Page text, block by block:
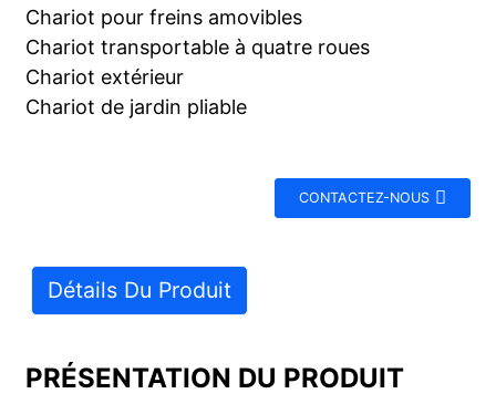
Chariot pour freins amovibles
Chariot transportable à quatre roues
Chariot extérieur
Chariot de jardin pliable
CONTACTEZ-NOUS
Détails Du Produit
PRÉSENTATION DU PRODUIT